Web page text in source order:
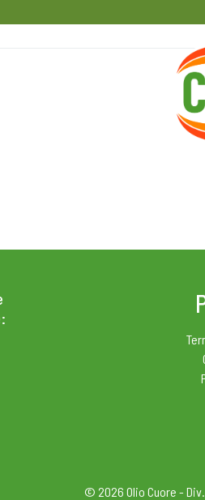
© 2026 Olio Cuore - Div.